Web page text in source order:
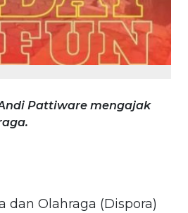
Pattiware mengajak
dan Olahraga (Dispora)